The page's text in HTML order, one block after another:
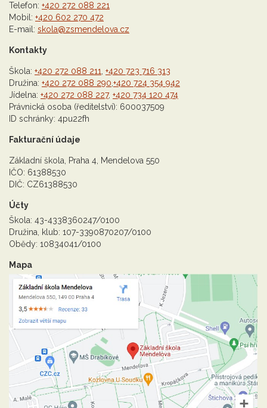
Telefon: +420 272 088 221
Mobil: +420 602 270 472
E-mail: skola@zsmendelova.cz
Kontakty
Škola: +420 272 088 211 +420 723 716 313
Družina: +420 272 088 290 +420 724 354 942
Jídelna: +420 272 088 227, +420 734 120 474
Právnická osoba (ředitelství): 600037509
ID schránky: 4pu22fh
Fakturační údaje
Základní škola, Praha 4, Mendelova 550
IČO: 61388530
DIČ: CZ61388530
Účty
Škola: 43-4338360247/0100
Družina, klub: 107-3390870207/0100
Obědy: 10834041/0100
Mapa